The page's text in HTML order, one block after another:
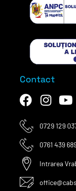
Contact
0729 129
0761 439
Intrarea